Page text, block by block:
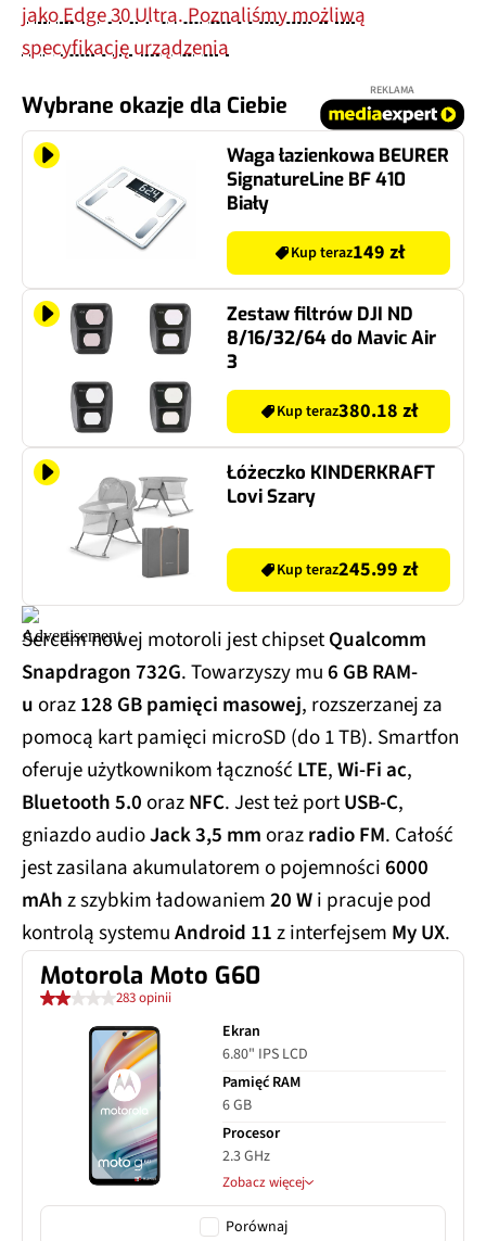
jako Edge 30 Ultra. Poznaliśmy możliwą
specyfikację urządzenia
Wybrane okazje dla Ciebie
REKLAMA
Waga łazienkowa BEURER
SignatureLine BF 410
Biały
Kup teraz149 zł
Zestaw filtrów DJI ND
8/16/32/64 do Mavic Air
3
Kup teraz380.18 zł
Łóżeczko KINDERKRAFT
Lovi Szary
Kup teraz245.99 zł
Sercem nowej motoroli jest chipsetQualcomm
Snapdragon 732G. Towarzyszy mu6 GB RAM-
uoraz128 GB pamięci masowej, rozszerzanej za
pomocą kart pamięci microSD (do 1 TB). Smartfon
oferuje użytkownikom łączność LTE,Wi-Fi ac,
Bluetooth 5.0orazNFC. Jest też portUSB-C,
gniazdo audioJack 3,5 mmorazradio FM. Całość
jest zasilana akumulatorem o pojemności6000
mAhz szybkim ładowaniem20 Wi pracuje pod
kontrolą systemuAndroid 11z interfejsem My UX.
Motorola Moto G60
283 opinii
Ekran
6.80" IPS LCD
Pamięć RAM
6 GB
Procesor
2.3 GHz
Zobacz więcej
Porównaj